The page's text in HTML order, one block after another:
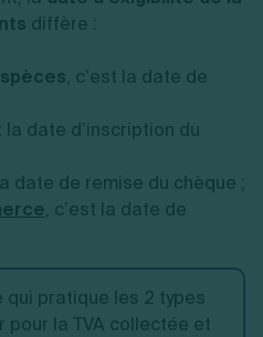
diffère :
, c’est la date de
la date d’inscription du
date de remise du chèque ;
, c’est la date de
qui pratique les 2 types
pour la TVA collectée et